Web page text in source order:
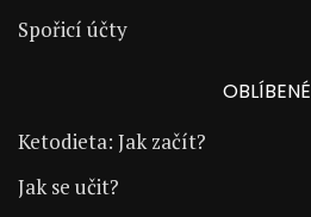
Spořicí účty
OBLÍBENÉ
Ketodieta: Jak začít?
Jak se učit?